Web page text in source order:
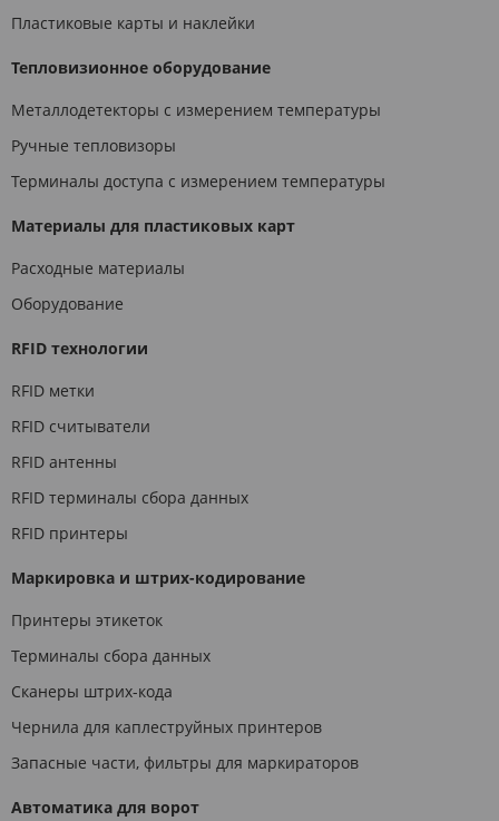
Пластиковые карты и наклейки
Тепловизионное оборудование
Металлодетекторы с измерением температуры
Ручные тепловизоры
Терминалы доступа с измерением температуры
Материалы для пластиковых карт
Расходные материалы
Оборудование
RFID технологии
RFID метки
RFID считыватели
RFID антенны
RFID терминалы сбора данных
RFID принтеры
Маркировка и штрих-кодирование
Принтеры этикеток
Терминалы сбора данных
Сканеры штрих-кода
Чернила для каплеструйных принтеров
Запасные части, фильтры для маркираторов
Автоматика для ворот